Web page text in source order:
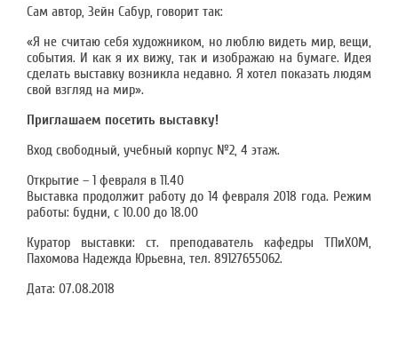
Сам автор, Зейн Сабур, говорит так:
«Я не считаю себя художником, но люблю видеть мир, вещи,
события. И как я их вижу, так и изображаю на бумаге. Идея
сделать выставку возникла недавно. Я хотел показать людям
свой взгляд на мир».
Приглашаем посетить выставку!
Вход свободный, учебный корпус №2, 4 этаж.
Открытие – 1 февраля в 11.40
Выставка продолжит работу до 14 февраля 2018 года. Режим
работы: будни, с 10.00 до 18.00
Куратор выставки: ст. преподаватель кафедры ТПиХОМ,
Пахомова Надежда Юрьевна, тел. 89127655062.
Дата: 07.08.2018